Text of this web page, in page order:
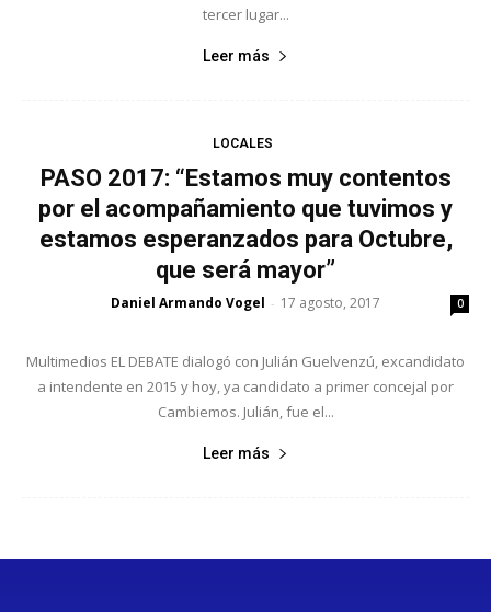
tercer lugar...
Leer más
LOCALES
PASO 2017: “Estamos muy contentos
por el acompañamiento que tuvimos y
estamos esperanzados para Octubre,
que será mayor”
Daniel Armando Vogel - 17 agosto, 2017 0
Multimedios EL DEBATE dialogó con Julián Guelvenzú, excandidato
a intendente en 2015 y hoy, ya candidato a primer concejal por
Cambiemos. Julián, fue el...
Leer más